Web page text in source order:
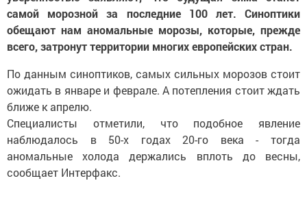
самой морозной за последние 100 лет. Синоптики
обещают нам аномальные морозы, которые, прежде
всего, затронут территории многих европейских стран.
По данным синоптиков, самых сильных морозов стоит
ожидать в январе и феврале. А потепления стоит ждать
ближе к апрелю.
Специалисты отметили, что подобное явление
наблюдалось в 50-х годах 20-го века - тогда
аномальные холода держались вплоть до весны,
сообщает Интерфакс.